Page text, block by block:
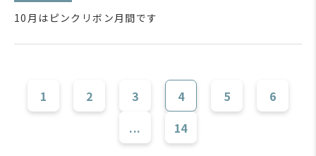
10月はピンクリボン月間です
1 2 3 4 5
6
...
14